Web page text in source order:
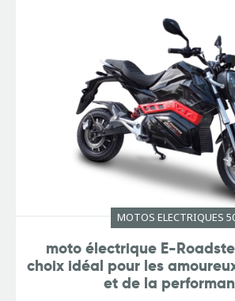
MOTOS ELECTRIQUES
moto électrique E-
choix idéal pour les
et de la